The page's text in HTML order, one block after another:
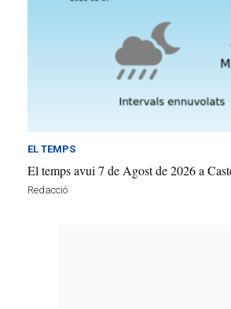
EL TEMPS
El temps avui 7 de Agost de 2026 a
Redacció